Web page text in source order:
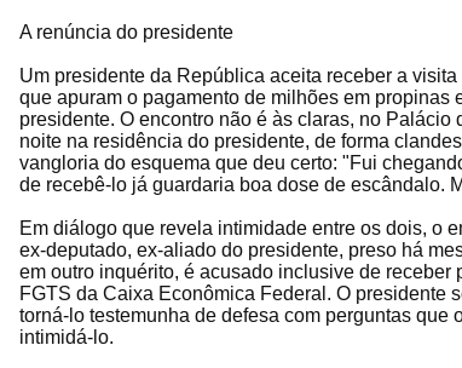
A renúncia do presidente
Um presidente da República aceita receber a
que apuram o pagamento de milhões em
presidente. O encontro não é às claras, no
noite na residência do presidente, de forma
vangloria do esquema que deu certo: "Fui
de recebê-lo já guardaria boa dose de escândalo.
Em diálogo que revela intimidade entre os dois, o
ex-deputado, ex-aliado do presidente, preso há
em outro inquérito, é acusado inclusive de
FGTS da Caixa Econômica Federal. O presidente
torná-lo testemunha de defesa com perguntas
intimidá-lo.